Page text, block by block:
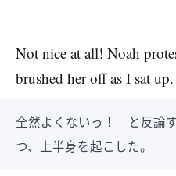
Not nice at all! Noah
brushed her off as I sat up.
全然よくないっ！ と反論
つ、上半身を起こした。